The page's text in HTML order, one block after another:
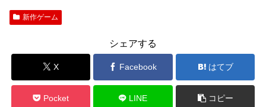
新作ゲーム
シェアする
X Facebook はてブ
Pocket LINE コピー